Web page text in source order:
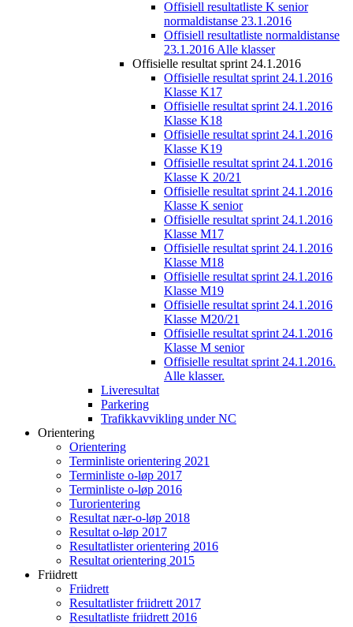
Offisiell resultatliste K senior
normaldistanse 23.1.2016
Offisiell resultatliste normaldistanse
23.1.2016 Alle klasser
Offisielle resultat sprint 24.1.2016
Offisielle resultat sprint 24.1.2016
Klasse K17
Offisielle resultat sprint 24.1.2016
Klasse K18
Offisielle resultat sprint 24.1.2016
Klasse K19
Offisielle resultat sprint 24.1.2016
Klasse K 20/21
Offisielle resultat sprint 24.1.2016
Klasse K senior
Offisielle resultat sprint 24.1.2016
Klasse M17
Offisielle resultat sprint 24.1.2016
Klasse M18
Offisielle resultat sprint 24.1.2016
Klasse M19
Offisielle resultat sprint 24.1.2016
Klasse M20/21
Offisielle resultat sprint 24.1.2016
Klasse M senior
Offisielle resultat sprint 24.1.2016.
Alle klasser.
Liveresultat
Parkering
Trafikkavvikling under NC
Orientering
Orientering
Terminliste orientering 2021
Terminliste o-løp 2017
Terminliste o-løp 2016
Turorientering
Resultat nær-o-løp 2018
Resultat o-løp 2017
Resultatlister orientering 2016
Resultat orientering 2015
Friidrett
Friidrett
Resultatlister friidrett 2017
Resultatliste friidrett 2016